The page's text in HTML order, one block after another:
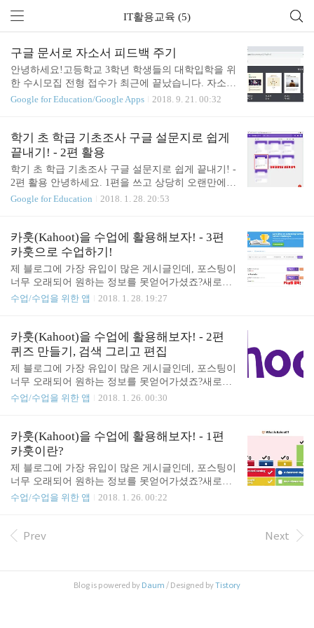
IT활용교육 (5)
구글 문서로 자소서 피드백 주기
안녕하세요!고등학교 3학년 학생들의 대학입학을 위
한 수시모집 전형 접수가 최근에 끝났습니다. 자소서
피드백 및 추천서를 작성하면서, 선생님들과 나누고
처음쓰는 크롬 브라우저가 임시저장 기능을 지원하
지 않는다는 사실을 알게되어, 글을 다 날리.......(ㅠ
ㅠ)고. 처음부터 다시 쓰고 있습니다. 두번째 쓰는 글
은 더 간결하고 군더더기 없는 글이 되리라 위로하며
글을 시작합니다. 1. 자소서를 받아 피드백을 주기까
지학생들이 자소서를 작성하여 선생님에게 가져오는
인쇄해서 가져온다.(2) USB 디스크에 한글파일로 저
장해온다.(3) 이메일로 한글파일을 ..
Google for Education/Google Apps 2018. 9. 21. 00:32
학기 초 학급 기초조사 구글 설문지로 쉽게
끝내기! - 2편 활용
학기 초 학급 기초조사 구글 설문지로 쉽게 끝내기! -
2편 활용 안녕하세요. 1편을 쓰고 상당히 오랜만에
나타났습니다. http://rosyjoseph.tistory.com/2(1편 포스
구글 설문지 홈페이지로 이동해 로그인을 합니다. htt
ps://docs.google.com/forms/u/0/ - 설문지를 클릭하고
나면 다음과 같은 화면이 나오는데 '응답' 페이지를
눌러줍니다. - 응답 페이지를 누르면 다음과 같은 화
면이 나옵니다. - '요약' 탭을 누르면 설문결과 전체에
대한 요약을 확인할 수 있습니다. - '개별보기' 탭을
확인할 수 있습니다...
Google for Education 2018. 1. 28. 20:53
카훗(Kahoot)을 수업에 활용해보자! - 3편
카훗으로 수업하기!
제 블로그에 가장 유입이 많은 게시글인데, 포스팅이
너무 오래되어 원하는 정보를 못얻어가셨죠?새로운
카훗에 대한 포스팅을 올렸습니다! 이 게시글을 참고
- 플레이(클릭하면 링크로 이동합니다) 아래 이어지
는 내용은 현재 카훗 사이트와 많이 다릅니다!! 카훗
(Kahoot)을 수업에 활용해보자! - 3편 카훗으로 수업
하기 2편에서 문제를 생성 혹은 검색 및 편집하는 과
정을 다뤘습니다. 3편에서는 본격적으로 수업시간에
활용하는 방법에 대해 알아보겠습니다. 본격적으로
니다. 1. 다같이 볼 수 있는 화면(TV, 프로젝터 등) 2.
퀴즈 진행용 컴퓨..
수업/수업을 위한 앱 2018. 1. 28. 19:27
카훗(Kahoot)을 수업에 활용해보자! - 2편
퀴즈 만들기, 검색 그리고 편집
제 블로그에 가장 유입이 많은 게시글인데, 포스팅이
너무 오래되어 원하는 정보를 못얻어가셨죠?새로운
카훗에 대한 포스팅을 올렸습니다! 이 게시글을 참고
- 플레이(클릭하면 링크로 이동합니다) 아래 이어지
는 내용은 현재 카훗 사이트와 많이 다릅니다!! 카훗
(Kahoot)을 수업에 활용해보자! - 2편 퀴즈 만들기, 검
색 그리고 편집 안녕하세요! 전편에서 카훗이란 무엇
인가에 대해 알아봤습니다. 2편에서는 카훗을 이용
해 본격적으로 Quiz를 만드는 방법에 대해 알아보겠
접속 - https://kahoot.com - 사이트에 접속합니다. 그..
수업/수업을 위한 앱 2018. 1. 26. 00:30
카훗(Kahoot)을 수업에 활용해보자! - 1편
카훗이란?
제 블로그에 가장 유입이 많은 게시글인데, 포스팅이
너무 오래되어 원하는 정보를 못얻어가셨죠?새로운
카훗에 대한 포스팅을 올렸습니다! 이 게시글을 참고
- 플레이(클릭하면 링크로 이동합니다) 아래 이어지
니다. 카훗을 알게 된 것은 전주대학교 교양학부 소
수업/수업을 위한 앱 2018. 1. 26. 00:22
Prev Next
Blog is powered by Daum / Designed byTistory